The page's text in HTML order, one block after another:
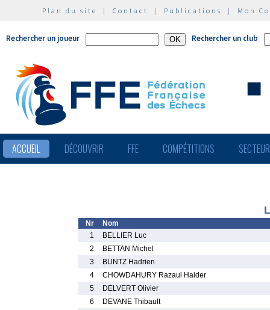
Plan du site | Contact | Publications | Mon
Rechercher un joueur Rechercher un club
ACCUEIL DÉCOUVRIR FFE COMPÉTITIONS
Nr
Nom
1
BELLIER Luc
2
BETTAN Michel
3
BUNTZ Hadrien
4
CHOWDAHURY Razaul Haider
5
DELVERT Olivier
6
DEVANE Thibault